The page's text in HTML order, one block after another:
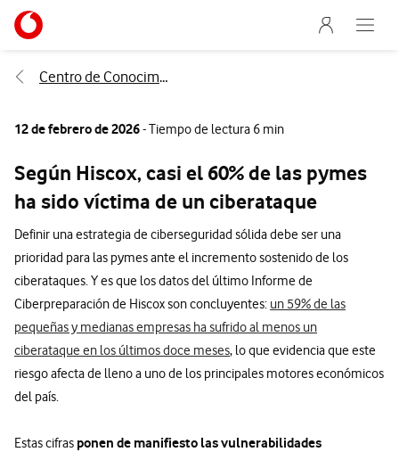
Ir a la pagina principal de vodafone.es
Menu
Abre
Centro de Conocimiento
12 de febrero de 2026- Tiempo de lectura 6 min
Según Hiscox, casi el 60% de las pymes
ha sido víctima de un ciberataque
Definir una estrategia de ciberseguridad sólida debe ser una
prioridad para las pymes ante el incremento sostenido de los
ciberataques. Y es que los datos del último Informe de
Ciberpreparación de Hiscox son concluyentes: un 59% de las
pequeñas y medianas empresas ha sufrido al menos un
ciberataque en los últimos doce meses, lo que evidencia que este
riesgo afecta de lleno a uno de los principales motores económicos
del país.
Estas cifras ponen de manifiesto las vulnerabilidades